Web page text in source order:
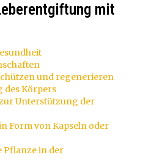
mit
und regenerieren
des Körpers
Unterstützung der
Form von Kapseln oder
Pflanze in der